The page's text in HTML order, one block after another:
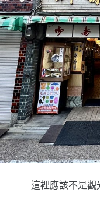
這裡應該不是觀